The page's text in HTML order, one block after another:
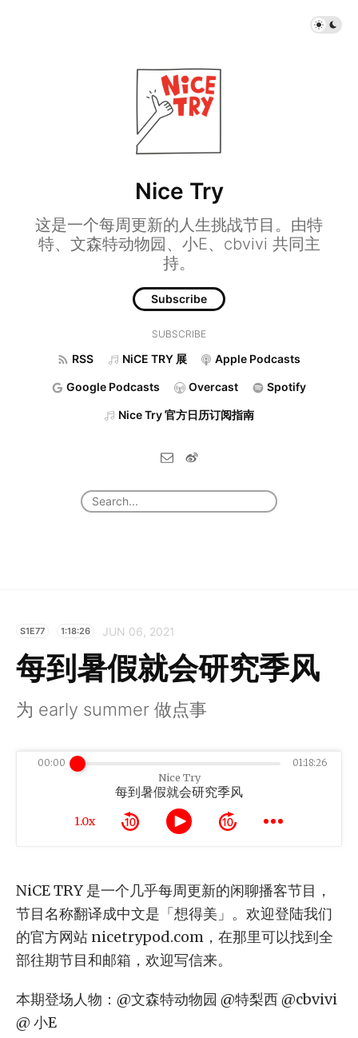
Nice Try
这是一个每周更新的人生挑战节目。由特
特、文森特动物园、小E、cbvivi 共同主
持。
Subscribe
SUBSCRIBE
RSS NiCE TRY 展 Apple Podcasts
Google Podcasts Overcast Spotify
Nice Try 官方日历订阅指南
S1E77 1:18:26 JUN 06, 2021
每到暑假就会研究季风
为 early summer 做点事
Nice Try
每到暑假就会研究季风
1.0x
00:00 01:18:26
NiCE TRY 是一个几乎每周更新的闲聊播客节目，
节目名称翻译成中文是「想得美」。欢迎登陆我们
的官方网站 nicetrypod.com，在那里可以找到全
部往期节目和邮箱，欢迎写信来。
本期登场人物：@文森特动物园 @特梨西 @cbvivi
@ 小E